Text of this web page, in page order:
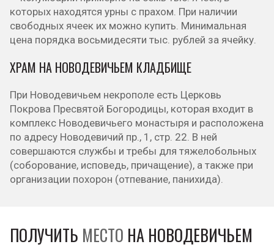
которых находятся урны с прахом. При наличии
свободных ячеек их можно купить. Минимальная
цена порядка восьмидесяти тыс. рублей за ячейку.
ХРАМ НА НОВОДЕВИЧЬЕМ КЛАДБИЩЕ
При Новодевичьем некрополе есть Церковь
Покрова Пресвятой Богородицы, которая входит в
комплекс Новодевичьего монастыря и расположена
по адресу Новодевичий пр., 1, стр. 22. В ней
совершаются службы и требы для тяжелобольных
(соборование, исповедь, причащение), а также при
организации похорон (отпевание, панихида).
ПОЛУЧИТЬ МЕСТО НА НОВОДЕВИЧЬЕМ